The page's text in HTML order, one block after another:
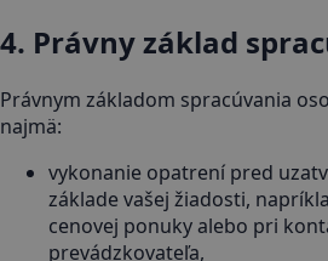
4. Právny základ
Právnym základom spracúvania
najmä:
vykonanie opatrení pred
základe vašej žiadosti,
cenovej ponuky alebo pri
prevádzkovateľa,